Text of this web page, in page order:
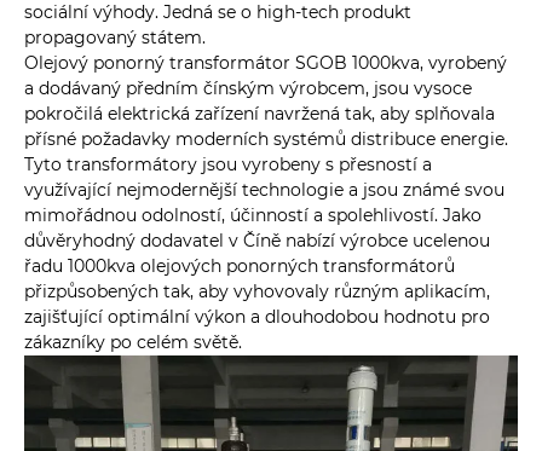
sociální výhody. Jedná se o high-tech produkt
propagovaný státem.
Olejový ponorný transformátor SGOB 1000kva, vyrobený
a dodávaný předním čínským výrobcem, jsou vysoce
pokročilá elektrická zařízení navržená tak, aby splňovala
přísné požadavky moderních systémů distribuce energie.
Tyto transformátory jsou vyrobeny s přesností a
využívající nejmodernější technologie a jsou známé svou
mimořádnou odolností, účinností a spolehlivostí. Jako
důvěryhodný dodavatel v Číně nabízí výrobce ucelenou
řadu 1000kva olejových ponorných transformátorů
přizpůsobených tak, aby vyhovovaly různým aplikacím,
zajišťující optimální výkon a dlouhodobou hodnotu pro
zákazníky po celém světě.